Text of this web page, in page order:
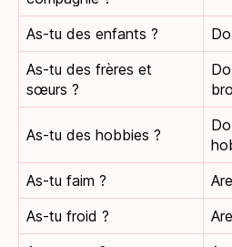
As-tu des enfants ?
As-tu des frères et
sœurs ?
As-tu des hobbies ?
As-tu faim ?
As-tu froid ?